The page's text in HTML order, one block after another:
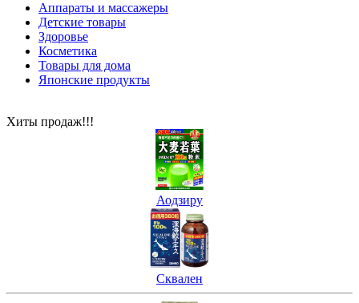
Аппараты и массажеры
Детские товары
Здоровье
Косметика
Товары для дома
Японские продукты
Хиты продаж!!!
Аодзиру
Сквален